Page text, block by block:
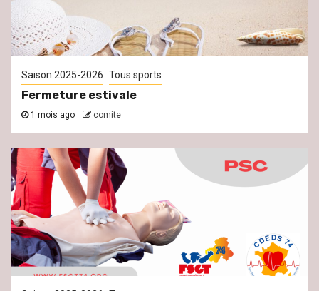
Saison 2025-2026 Tous sports
Fermeture estivale
1 mois ago comite